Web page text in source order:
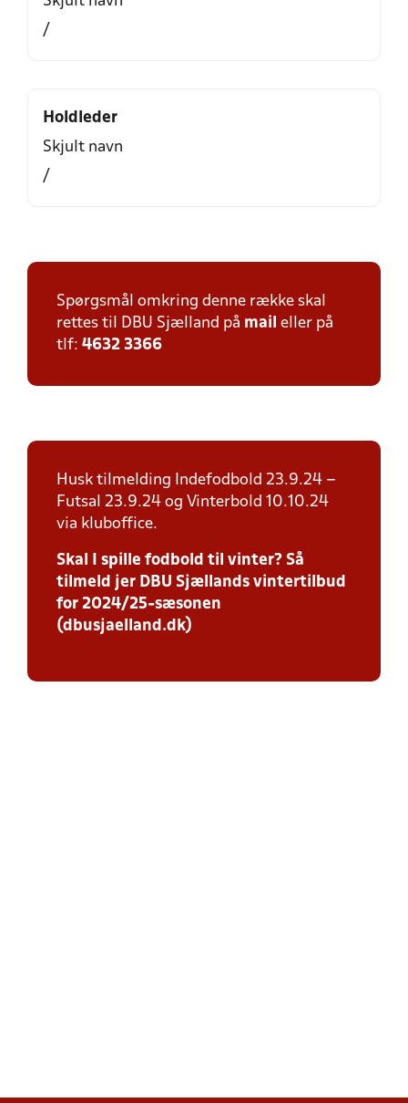
/
Holdleder
Skjult navn
/
Spørgsmål omkring denne række skal
rettes til DBU Sjælland på mail eller på
tlf: 4632 3366
Husk tilmelding Indefodbold 23.9.24 –
Futsal 23.9.24 og Vinterbold 10.10.24
via kluboffice.
Skal I spille fodbold til vinter? Så
tilmeld jer DBU Sjællands vintertilbud
for 2024/25-sæsonen
(dbusjaelland.dk)